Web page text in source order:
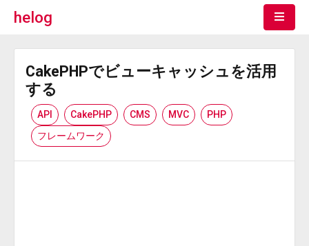
helog
CakePHPでビューキャッシュを活用
する
API CakePHP CMS MVC
PHP
フレームワーク